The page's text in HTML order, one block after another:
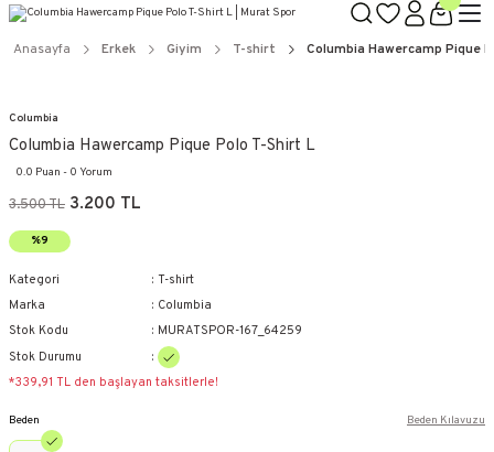
Anasayfa Erkek Giyim T-shirt Columbia Hawercamp Pique
Columbia
Columbia Hawercamp Pique Polo T-Shirt L
0.0 Puan - 0 Yorum
3.500 TL 3.200 TL
%9
Kategori
T-shirt
Marka
Columbia
Stok Kodu
MURATSPOR-167_64259
Stok Durumu
*339,91 TL den başlayan taksitlerle!
Beden Beden Kılavuzu